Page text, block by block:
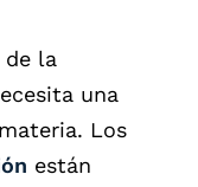
de la
una
Los
están